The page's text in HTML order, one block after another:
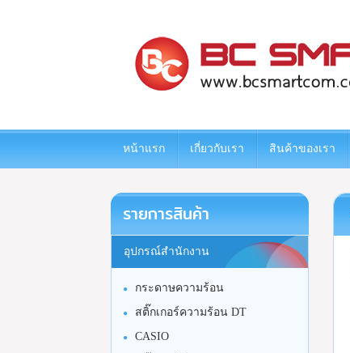
หน้าแรก เกี่ยวกับเรา สินค้าของเรา
รายการสินค้า
อุปกรณ์สำนักงาน
กระดาษความร้อน
สติ๊กเกอร์ความร้อน DT
CASIO